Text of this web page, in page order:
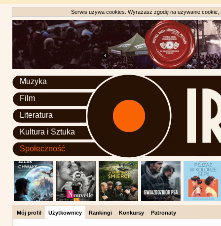
Serwis używa cookies. Wyrażasz zgodę na używanie
Muzyka
Film
Literatura
Kultura i Sztuka
Społeczność
Mój profil Użytkownicy Rankingi Konkursy Patronaty